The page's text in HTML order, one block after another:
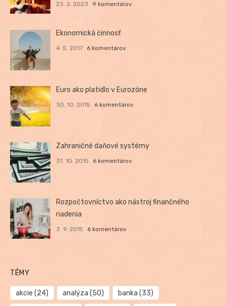
23. 2. 2023 9 komentárov
Ekonomická činnosť
4. 5. 2017 6 komentárov
Euro ako platidlo v Eurozóne
30. 10. 2015 6 komentárov
Zahraničné daňové systémy
31. 10. 2015 6 komentárov
Rozpočtovníctvo ako nástroj finančného
riadenia
3. 9. 2015 6 komentárov
TÉMY
akcie (24) analýza (50) banka (33)